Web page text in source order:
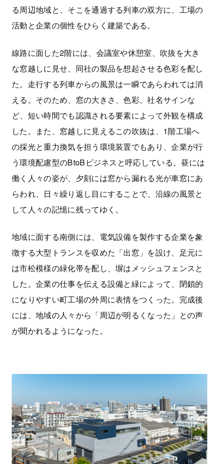
る周辺地域と、そこを通過する列車の双方に、工場の
活動と企業の個性をひらく建築である。
線路に面した2階には、会議室や休憩室、吹抜を大き
な窓越しに見せ、同社の製品を想起させる色彩を配し
た。走行する列車からの風景は一瞬であらわれては消
える。そのため、窓の大きさ、色彩、社名サインな
ど、短い時間でも認識される要素によって外観を構成
した。また、窓越しに見えるこの吹抜は、1階工場へ
の採光と重力換気を担う環境装置でもあり、企業が行
う環境配慮型のBtoBビジネスと呼応している。昼には
働く人々の姿が、夕刻には窓から漏れる光が車窓にあ
らわれ、日々繰り返し目にすることで、沿線の風景と
して人々の記憶に残ってゆく。
地域に面する南側には、電気設備を製作する企業を象
徴する大型トランスを収めた「出窓」を設け、足元に
は市松模様の緑化帯を配し、塀はメッシュフェンスと
した。企業の仕事を伝える設備と緑によって、閉鎖的
になりやすい町工場の外周に表情をつくった。完成後
には、地域の人々から「周辺が明るくなった」との声
が聞かれるようになった。